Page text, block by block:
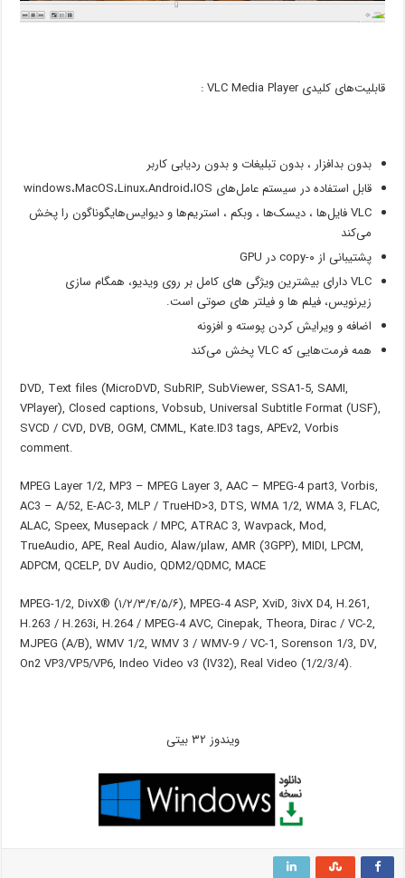
قابلیت‌های کلیدی VLC Media Player :
بدون بدافزار ، بدون تبلیغات و بدون ردیابی کاربر
قابل استفاده در سیستم عامل‌های windows،MacOS،Linux،Android،IOS
VLC فایل‌ها ، دیسک‌ها ، وبکم ، استریم‌ها و دیوایس‌هایگوناگون را پخش
می‌کند
پشتیبانی از ۰-copy در GPU
VLC دارای بیشترین ویژگی های کامل بر روی ویدیو، همگام سازی
زیرنویس، فیلم ها و فیلتر های صوتی است.
اضافه و ویرایش کردن پوسته و افزونه
همه فرمت‌هایی که VLC پخش می‌کند
DVD, Text files (MicroDVD, SubRIP, SubViewer, SSA1-5, SAMI,
VPlayer), Closed captions, Vobsub, Universal Subtitle Format (USF),
SVCD / CVD, DVB, OGM, CMML, Kate.ID3 tags, APEv2, Vorbis
comment.
MPEG Layer 1/2, MP3 – MPEG Layer 3, AAC – MPEG-4 part3, Vorbis,
AC3 – A/52, E-AC-3, MLP / TrueHD>3, DTS, WMA 1/2, WMA 3, FLAC,
ALAC, Speex, Musepack / MPC, ATRAC 3, Wavpack, Mod,
TrueAudio, APE, Real Audio, Alaw/µlaw, AMR (3GPP), MIDI, LPCM,
ADPCM, QCELP, DV Audio, QDM2/QDMC, MACE
MPEG-1/2, DivX® (۱/۲/۳/۴/۵/۶), MPEG-4 ASP, XviD, 3ivX D4, H.261,
H.263 / H.263i, H.264 / MPEG-4 AVC, Cinepak, Theora, Dirac / VC-2,
MJPEG (A/B), WMV 1/2, WMV 3 / WMV-9 / VC-1, Sorenson 1/3, DV,
On2 VP3/VP5/VP6, Indeo Video v3 (IV32), Real Video (1/2/3/4).
ویندوز ۳۲ بیتی